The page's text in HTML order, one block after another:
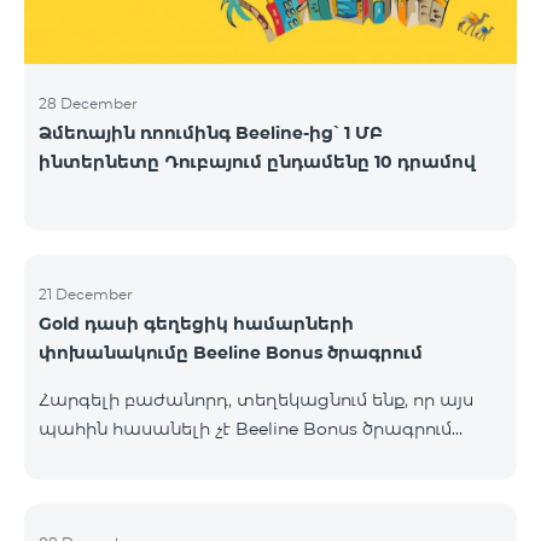
28 December
Ձմեռային ռոումինգ Beeline-ից՝ 1 ՄԲ
ինտերնետը Դուբայում ընդամենը 10 դրամով
21 December
Gold դասի գեղեցիկ համարների
փոխանակումը Beeline Bonus ծրագրում
Հարգելի բաժանորդ, տեղեկացնում ենք, որ այս
պահին հասանելի չէ Beeline Bonus ծրագրում